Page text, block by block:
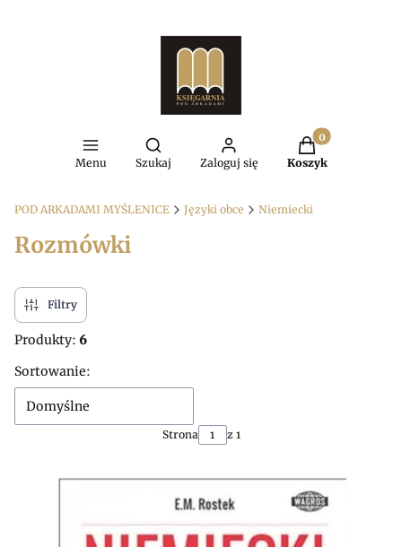
Menu
Otwórz wyszukiwarkę
Szukaj Zaloguj się
Produkty w
Koszyk
POD ARKADAMI MYŚLENICE Języki obce Niemiecki
Rozmówki
Filtry
Produkty: 6
Lista produktów
Sortowanie:
Domyślne
Strona z 1